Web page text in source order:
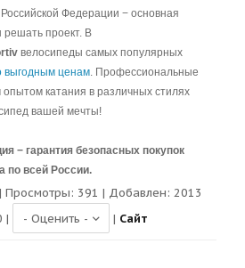
Федерации − основная
решать проект. В
велосипеды самых популярных
выгодным ценам. Профессиональные
катания в различных стилях
вашей мечты!
− гарантия безопасных покупок
по всей России.
| Просмотры: 391 | Добавлен: 2013
| | Сайт